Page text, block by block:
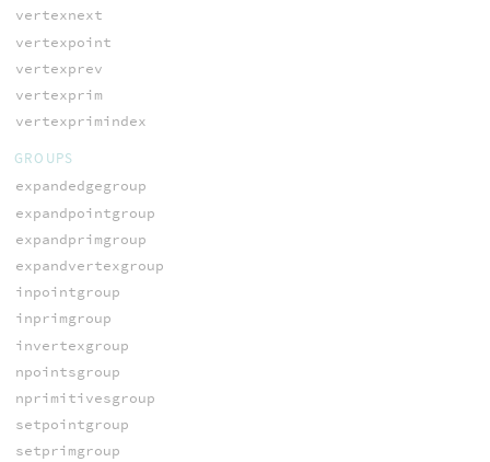
vertexnext
vertexpoint
vertexprev
vertexprim
vertexprimindex
GROUPS
expandedgegroup
expandpointgroup
expandprimgroup
expandvertexgroup
inpointgroup
inprimgroup
invertexgroup
npointsgroup
nprimitivesgroup
setpointgroup
setprimgroup